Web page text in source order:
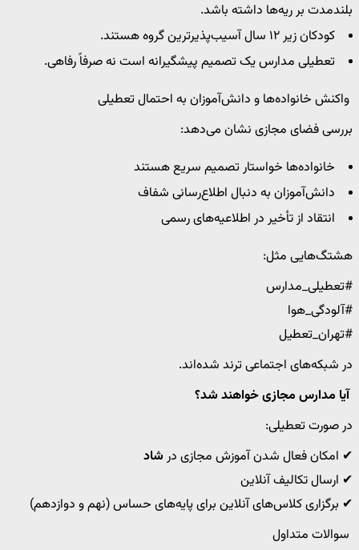
بلندمدت بر ریه‌ها داشته باشد.
کودکان زیر ۱۲ سال آسیب‌پذیرترین گروه هستند.
تعطیلی مدارس یک تصمیم پیشگیرانه است نه صرفاً رفاهی.
واکنش خانواده‌ها و دانش‌آموزان به احتمال تعطیلی
بررسی فضای مجازی نشان می‌دهد:
خانواده‌ها خواستار تصمیم سریع هستند
دانش‌آموزان به دنبال اطلاع‌رسانی شفاف
انتقاد از تأخیر در اطلاعیه‌های رسمی
هشتگ‌هایی مثل:
#تعطیلی_مدارس
#آلودگی_هوا
#تهران_تعطیل
در شبکه‌های اجتماعی ترند شده‌اند.
آیا مدارس مجازی خواهند شد؟
در صورت تعطیلی:
✔ امکان فعال شدن آموزش مجازی در شاد
✔ ارسال تکالیف آنلاین
✔ برگزاری کلاس‌های آنلاین برای پایه‌های حساس (نهم و دوازدهم)
سوالات متداول